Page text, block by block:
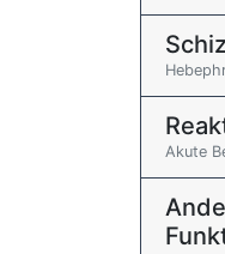
Akute